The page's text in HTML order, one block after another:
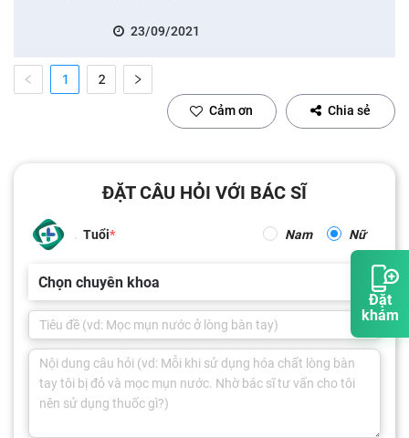
Đặt
khám
23/09/2021
1 2
Cảm ơn Chia sẻ
ĐẶT CÂU HỎI VỚI BÁC SĨ
Tuổi Nam Nữ
Chọn chuyên khoa